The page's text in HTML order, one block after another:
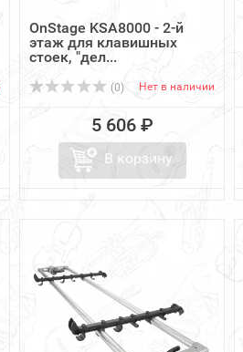
OnStage KSA8000 - 2-й
этаж для клавишных
стоек, "дел...
(0) Нет в наличии
5 606 ₽
В корзину